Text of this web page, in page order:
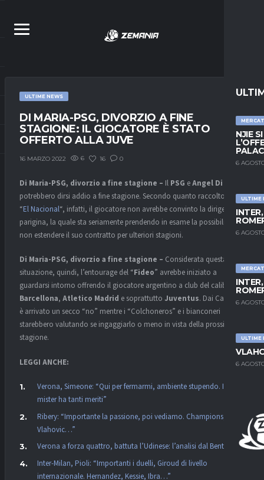
NJIE
6
ULTIME
6
6
ULTIME
6
ULTIME NEWS
DI MARIA-PSG, DIVORZIO A FINE
STAGIONE: IL GIOCATORE È STATO
OFFERTO ALLA JUVE
16 MARZO 2022 6 16 0
Di Maria-PSG, divorzio a fine stagione – Il PSG eAngel Di Maria
potrebbero dirsi addio a fine stagione. Secondo quanto raccolto da
“El Nacional“, infatti, il giocatore non avrebbe convinto la dirigenza
parigina, la quale sta seriamente prendendo in esame la possibilità di
non estendere il suo contratto per ulteriori stagioni.
Di Maria-PSG, divorzio a fine stagione – Considerata questa
situazione, quindi, l’entourage del “Fideo” avrebbe iniziato a
guardarsi intorno offrendo il giocatore argentino a club del calibro di
Barcellona, Atletico Madrid e soprattutto Juventus. Dai Catalani
è arrivato un secco “no” mentre i “Colchoneros” e i bianconeri
starebbero valutando se ingaggiarlo o meno in vista della prossima
stagione.
LEGGI ANCHE:
Verona, Simeone: “Qui per fermarmi, ambiente stupendo. Il
mister ha tanti meriti”
Ribery: “Importante la passione, poi vediamo. Champions,
Vlahovic…”
Verona a forza quattro, battuta l’Udinese: l’analisi dal Bentegodi
Inter-Milan, Pioli: “Importanti i duelli, Giroud di livello
internazionale. Hernandez, Kessie, Ibra…”